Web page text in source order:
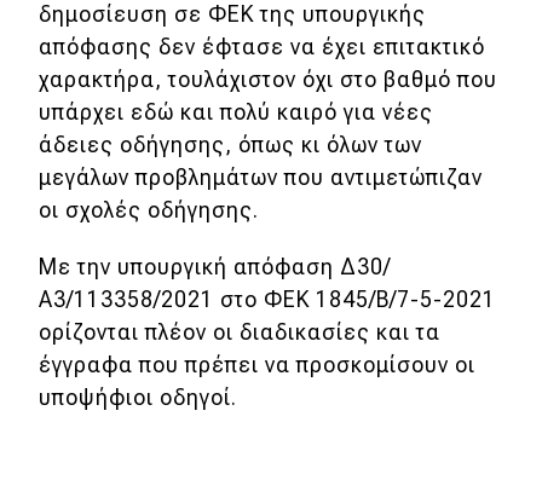
WRC
Motorsport
Eco
Νέα
Τεχνολογία
Mobility
Σταθμοί φόρτισης
δημοσίευση σε ΦΕΚ της υπουργικής
απόφασης δεν έφτασε να έχει επιτακτικό
χαρακτήρα, τουλάχιστον όχι στο βαθμό που
υπάρχει εδώ και πολύ καιρό για νέες
άδειες οδήγησης, όπως κι όλων των
μεγάλων προβλημάτων που αντιμετώπιζαν
οι σχολές οδήγησης.
Με την υπουργική απόφαση Δ30/
Α3/113358/2021 στο ΦΕΚ 1845/Β/7-5-2021
ορίζονται πλέον οι διαδικασίες και τα
έγγραφα που πρέπει να προσκομίσουν οι
υποψήφιοι οδηγοί.